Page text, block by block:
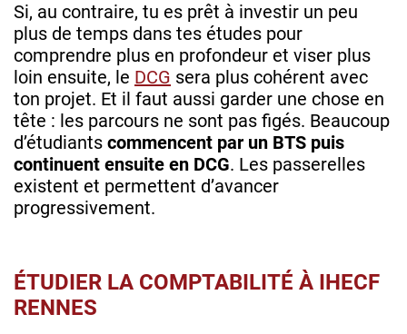
Si, au contraire, tu es prêt à investir un peu
plus de temps dans tes études pour
comprendre plus en profondeur et viser plus
loin ensuite, le DCG sera plus cohérent avec
ton projet. Et il faut aussi garder une chose en
tête : les parcours ne sont pas figés. Beaucoup
d’étudiants commencent par un BTS puis
continuent ensuite en DCG. Les passerelles
existent et permettent d’avancer
progressivement.
ÉTUDIER LA COMPTABILITÉ À IHECF
RENNES